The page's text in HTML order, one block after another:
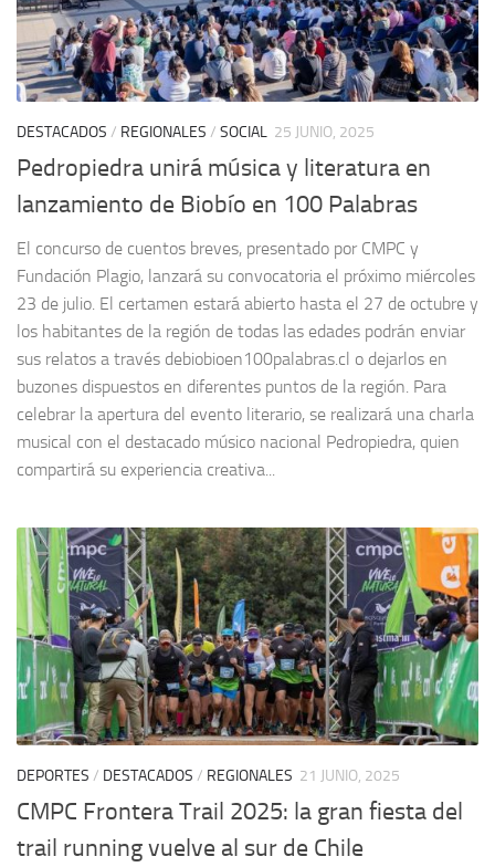
DESTACADOS / REGIONALES / SOCIAL 25 JUNIO, 2025
Pedropiedra unirá música y literatura en
lanzamiento de Biobío en 100 Palabras
El concurso de cuentos breves, presentado por CMPC y
Fundación Plagio, lanzará su convocatoria el próximo miércoles
23 de julio. El certamen estará abierto hasta el 27 de octubre y
los habitantes de la región de todas las edades podrán enviar
sus relatos a través debiobioen100palabras.cl o dejarlos en
buzones dispuestos en diferentes puntos de la región. Para
celebrar la apertura del evento literario, se realizará una charla
musical con el destacado músico nacional Pedropiedra, quien
compartirá su experiencia creativa...
DEPORTES / DESTACADOS / REGIONALES 21 JUNIO, 2025
CMPC Frontera Trail 2025: la gran fiesta del
trail running vuelve al sur de Chile